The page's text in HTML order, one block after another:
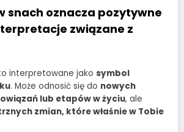
snach oznacza pozytywne
związane z
interpretowane jako symbol
. Może odnosić się do nowych
lub etapów w życiu, ale
zmian, które właśnie w Tobie